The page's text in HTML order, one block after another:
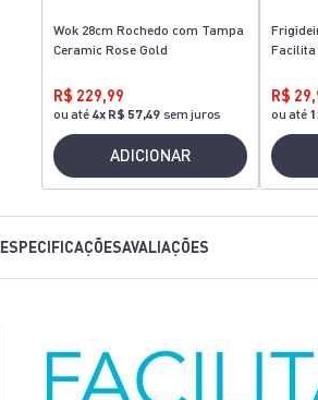
Wok 28cm Rochedo com Tampa
Ceramic Rose Gold
R$ 229,99
ou até 4x R$ 57,49 sem juros
ADICIONAR
Facilita
R$
ou até 1
ESPECIFICAÇÕESAVALIAÇÕES